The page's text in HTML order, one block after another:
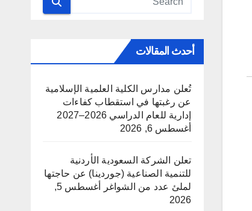
أحدث المقالات
تُعلن مدارس الكلية العلمية الإسلامية
عن رغبتها في استقطاب كفاءات
إدارية للعام الدراسي 2026–2027
أغسطس 6, 2026
تعلن الشركة السعودية الأردنية
للتنمية الصناعية (جوردينا) عن حاجتها
لملئ عدد من الشواغر
أغسطس 5,
2026